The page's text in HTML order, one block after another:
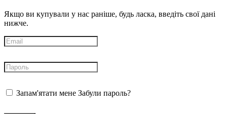
Якщо ви купували у нас раніше, будь ласка, введіть свої дані
нижче.
Запам'ятати мене Забули пароль?